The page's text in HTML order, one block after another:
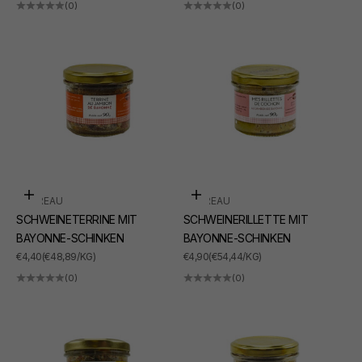
(0) (0)
In den Warenkorb
SUDREAU
SCHWEINETERRINE MIT
BAYONNE-SCHINKEN
ANGEBOT
€4,40(€48,89/KG)
(0)
In den Warenkorb
SUDREAU
SCHWEINERILLETTE MIT
BAYONNE-SCHINKEN
ANGEBOT
€4,90(€54,44/KG)
(0)